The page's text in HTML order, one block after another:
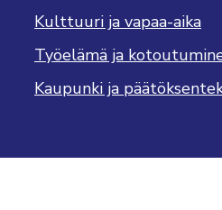
Kulttuuri ja vapaa-aika
Työelämä ja
Kaupunki ja